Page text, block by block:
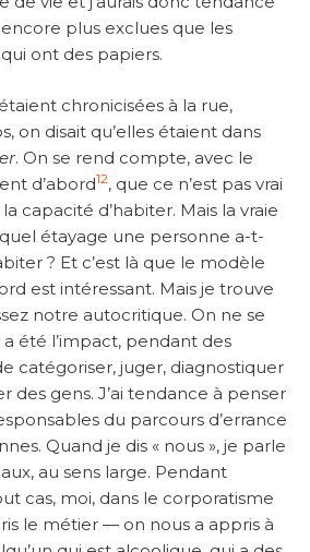
encore plus exclues que les
ont des papiers.
chronicisées à la rue,
on disait qu’elles étaient dans
. On se rend compte, avec le
d’abord12, que ce n’est pas vrai
capacité d’habiter. Mais la vraie
quel étayage une personne a-t-
? Et c’est là que le modèle
est intéressant. Mais je trouve
notre autocritique. On ne se
été l’impact, pendant des
catégoriser, juger, diagnostiquer
des gens. J’ai tendance à penser
du parcours d’errance
Quand je dis « nous », je parle
au sens large. Pendant
cas, moi, dans le corporatisme
le métier — on nous a appris à